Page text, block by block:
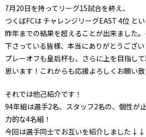
7月20日を持ってリーグ15試合を終え、
つくばFCは チャレンジリーグEAST 4位 と
昨年までの結果を超えることが出来ました
下さっている皆様、本当にありがとうござい
プレーオフも皇后杯も、さらに上を目指し
思います！これからも応援よろしくお願い致
それでは他己紹介です！
94年組は選手2名、スタッフ2名の、個性が
力的な4名組！
今回は選手同士でお互いを紹介しました↓↓